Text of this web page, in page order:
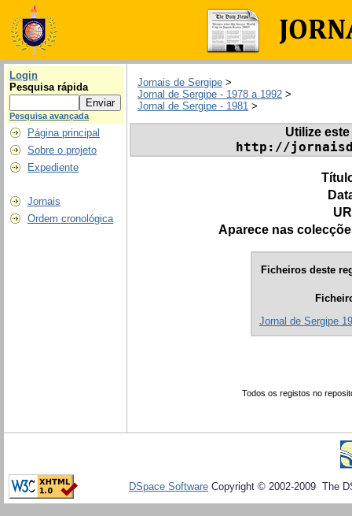
Login
Pesquisa rápida
Pesquisa avançada
Página principal
Sobre o projeto
Expediente
Jornais
Ordem cronológica
Jornais de Sergipe >
Jornal de Sergipe - 1978 a 1992 >
Jornal de Sergipe - 1981 >
Utilize
http://
Aparece nas
Ficheiros deste
Jornal de Sergipe
Todos os registos no
DSpace Software Copyright © 2002-2009 The